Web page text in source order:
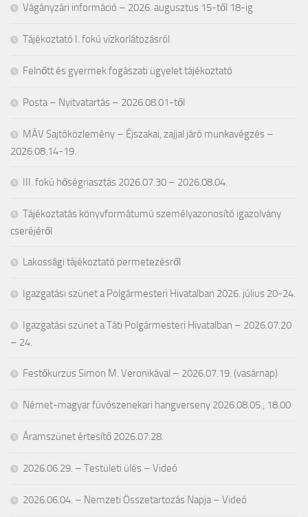
Vágányzári információ – 2026. augusztus 15-től 18-ig
Tájékoztató I. fokú vízkorlátozásról
Felnőtt és gyermek fogászati ügyelet tájékoztató
Posta – Nyitvatartás – 2026.08.01-től
MÁV Sajtóközlemény – Éjszakai, zajjal járó munkavégzés –
2026.08.14-19.
III. fokú hőségriasztás 2026.07.30 – 2026.08.04.
Tájékoztatás könyvformátumú személyazonosító igazolvány
cseréjéről
Lakossági tájékoztató permetezésről
Igazgatási szünet a Polgármesteri Hivatalban 2026. július 20-24.
Igazgatási szünet a Táti Polgármesteri Hivatalban – 2026.07.20
– 24.
Festőkurzus Simon M. Veronikával – 2026.07.19. (vasárnap)
Német-magyar fúvószenekari hangverseny 2026.08.05., 18.00
Áramszünet értesítő 2026.07.28.
2026.06.29. – Testületi ülés – Videó
2026.06.04. – Nemzeti Összetartozás Napja – Videó